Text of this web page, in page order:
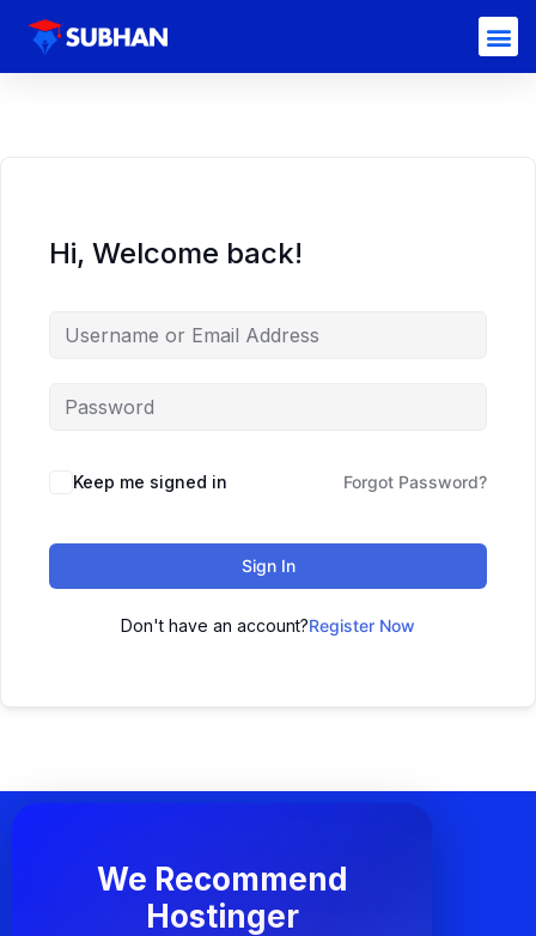
Hi, Welcome back!
Keep me signed in Forgot Password?
Sign In
Don't have an account?Register Now
We Recommend
Hostinger